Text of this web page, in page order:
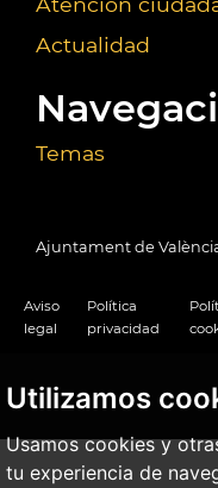
Utilizamos
Usamos cookies y
tu experiencia de
Actualidad
Temas
Ajuntament de
Aviso
legal
Política
privacidad